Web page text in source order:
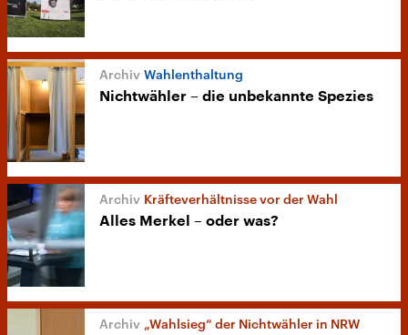
Wahlenthaltung
Nichtwähler – die unbekannte Spezies
Kräfteverhältnisse vor der Wahl
Alles Merkel – oder was?
„Wahlsieg“ der Nichtwähler in NRW